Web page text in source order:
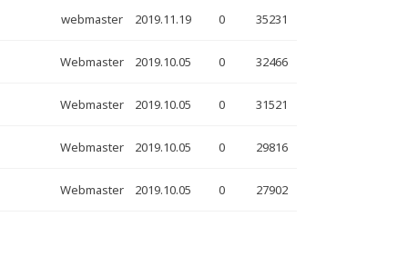
webmaster 2019.11.19 0 35231
Webmaster 2019.10.05 0 32466
Webmaster 2019.10.05 0 31521
Webmaster 2019.10.05 0 29816
Webmaster 2019.10.05 0 27902